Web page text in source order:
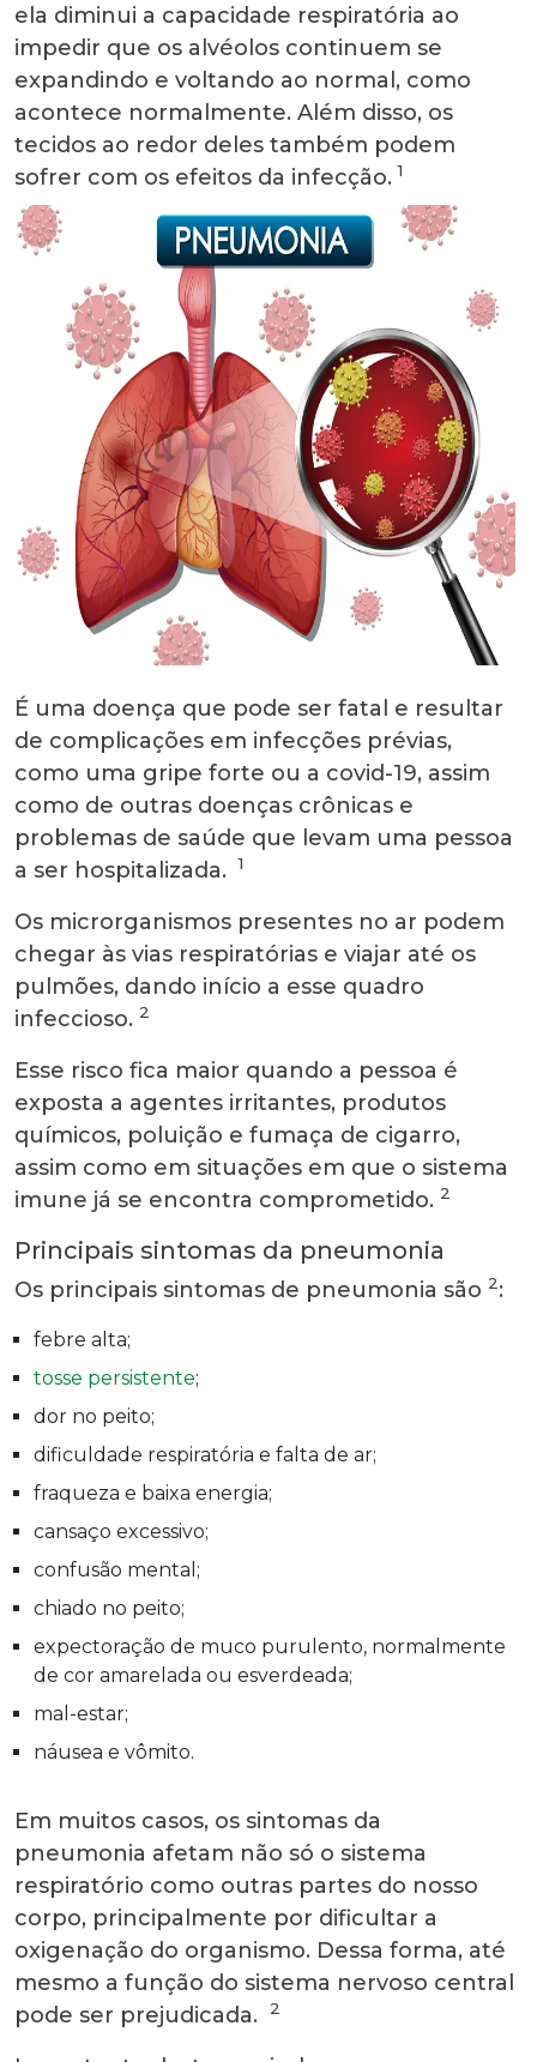
ela diminui a capacidade respiratória ao
impedir que os alvéolos continuem se
expandindo e voltando ao normal, como
acontece normalmente. Além disso, os
tecidos ao redor deles também podem
sofrer com os efeitos da infecção. 1
É uma doença que pode ser fatal e resultar
de complicações em infecções prévias,
como uma gripe forte ou a covid-19, assim
como de outras doenças crônicas e
problemas de saúde que levam uma pessoa
a ser hospitalizada.
1
Os microrganismos presentes no ar podem
chegar às vias respiratórias e viajar até os
pulmões, dando início a esse quadro
infeccioso. 2
Esse risco fica maior quando a pessoa é
exposta a agentes irritantes, produtos
químicos, poluição e fumaça de cigarro,
assim como em situações em que o sistema
imune já se encontra comprometido. 2
Principais sintomas da pneumonia
Os principais sintomas de pneumonia são 2:
febre alta;
tosse persistente;
dor no peito;
dificuldade respiratória e falta de ar;
fraqueza e baixa energia;
cansaço excessivo;
confusão mental;
chiado no peito;
expectoração de muco purulento, normalmente
de cor amarelada ou esverdeada;
mal-estar;
náusea e vômito.
Em muitos casos, os sintomas da
pneumonia afetam não só o sistema
respiratório como outras partes do nosso
corpo, principalmente por dificultar a
oxigenação do organismo. Dessa forma, até
mesmo a função do sistema nervoso central
pode ser prejudicada.
2